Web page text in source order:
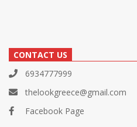
CONTACT US
6934777999
thelookgreece@gmail.com
Facebook Page